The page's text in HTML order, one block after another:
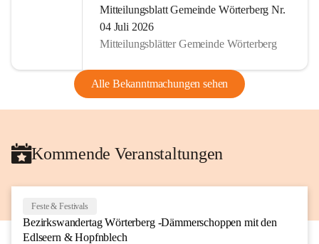
Mitteilungsblatt Gemeinde Wörterberg Nr.
04 Juli 2026
Mitteilungsblätter Gemeinde Wörterberg
Alle Bekanntmachungen sehen
Kommende Veranstaltungen
Feste & Festivals
Bezirkswandertag Wörterberg -Dämmerschoppen mit den
Edlseern & Hopfnblech